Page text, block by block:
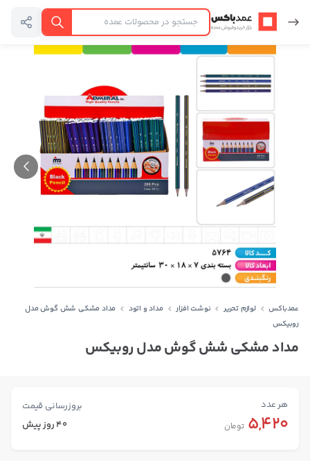
عمدباکس — بازگشت به صفحه اصلی
جستجو
عمدباکس لوازم تحریر نوشت افزار مداد و اتود
مداد مشکی شش گوش مدل
روبیکس
مداد مشکی شش گوش مدل روبیکس
هر عدد بروزرسانی قیمت
5,420 تومان 40 روز پیش